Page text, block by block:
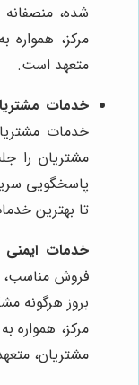
شده،
مرکز،
متعهد است.
خدمات
خدمات
مشتریان را
پاسخگویی
تا بهترین
خدمات ایمنی
فروش مناسب،
بروز هرگونه
مرکز، همواره
مشتریان،